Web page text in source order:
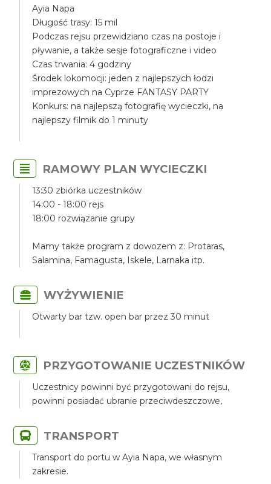
Ayia Napa
Długość trasy: 15 mil
Podczas rejsu przewidziano czas na postoje i
pływanie, a także sesje fotograficzne i video
Czas trwania: 4 godziny
Środek lokomocji: jeden z najlepszych łodzi
imprezowych na Cyprze FANTASY PARTY
Konkurs: na najlepszą fotografię wycieczki, na
najlepszy filmik do 1 minuty
RAMOWY PLAN WYCIECZKI
13:30 zbiórka uczestników
14:00 - 18:00 rejs
18:00 rozwiązanie grupy
Mamy także program z dowozem z: Protaras,
Salamina, Famagusta, Iskele, Larnaka itp.
WYŻYWIENIE
Otwarty bar tzw. open bar przez 30 minut
PRZYGOTOWANIE UCZESTNIKÓW
Uczestnicy powinni być przygotowani do rejsu,
powinni posiadać ubranie przeciwdeszczowe,
TRANSPORT
Transport do portu w Ayia Napa, we własnym
zakresie.